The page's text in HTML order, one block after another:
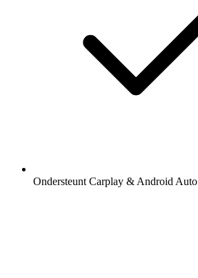
Ondersteunt Carplay & Android Auto